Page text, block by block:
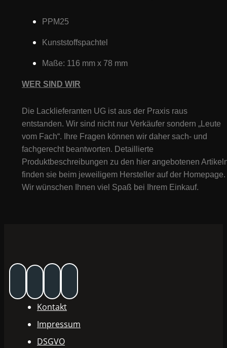
PPM25
Kunststoffspachtel
Maße: 116 mm x 78 mm
WER SIND WIR
Die Lacklieferanten UG ist aus der Praxis raus
entstanden. Wir sind nicht nur Verkäufer sondern „Leute
vom Fach“. Ihre Fragen können wir daher sach- und
fachgerecht beantworten. Detaillierte
Produktbeschreibungen zu den hier angebotenen
finden sie beim jeweiligem Hersteller auf der Homepage.
Wir wünschen Ihnen viel Spaß bei Ihrem Einkauf.
Kontakt
Impressum
DSGVO